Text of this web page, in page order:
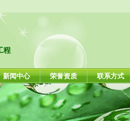
程
新闻中心 荣誉资质 联系方式